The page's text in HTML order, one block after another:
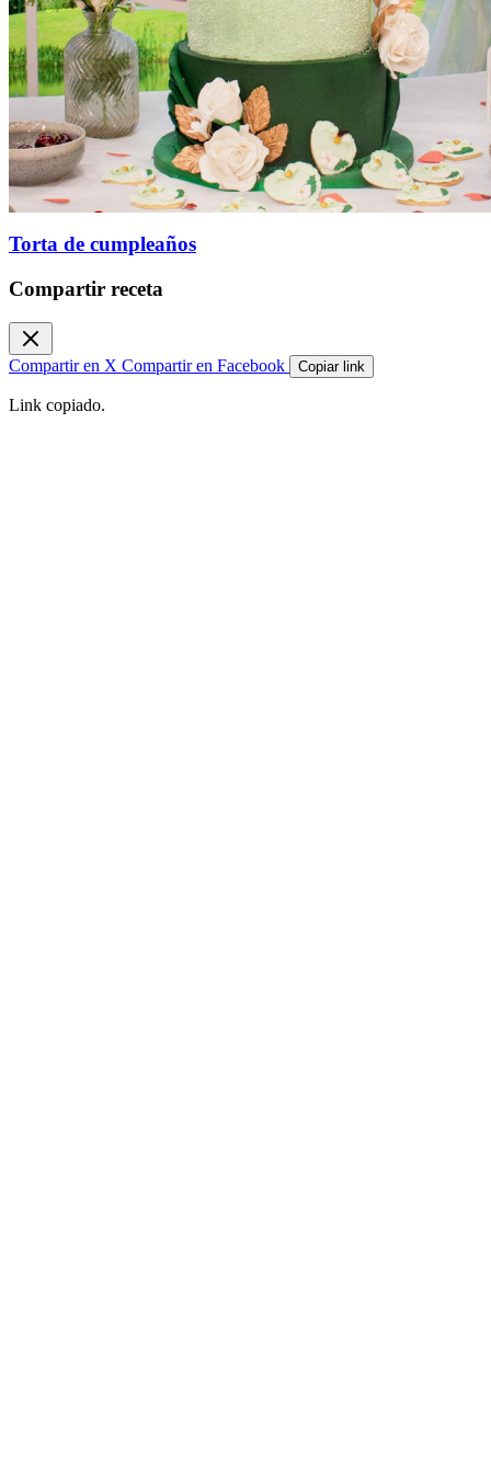
Torta de cumpleaños
Compartir receta
Compartir en X Compartir en Facebook Copiar link
Link copiado.